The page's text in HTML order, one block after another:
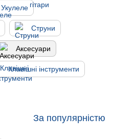
Укулеле
Струни
Аксесуари
Клавішні інструменти
За популярністю